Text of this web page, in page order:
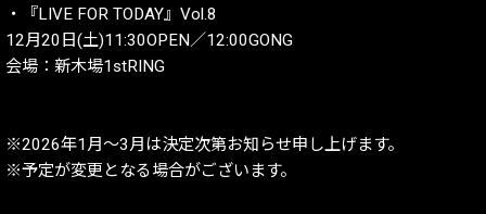
・『LIVE FOR TODAY』Vol.8
12月20日(土)11:30OPEN／12:00GONG
会場：新木場1stRING
※2026年1月〜3月は決定次第お知らせ申し上げます。
※予定が変更となる場合がございます。